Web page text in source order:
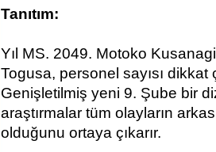
Tanıtım:
Yıl MS. 2049. Motoko
Togusa, personel sayısı dikkat
Genişletilmiş yeni 9. Şube bir
araştırmalar tüm olayların
olduğunu ortaya çıkarır.